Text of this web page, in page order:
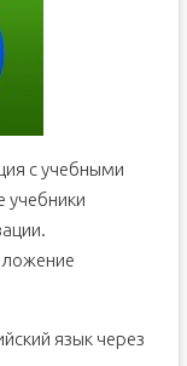
с учебными
учебники
язык через